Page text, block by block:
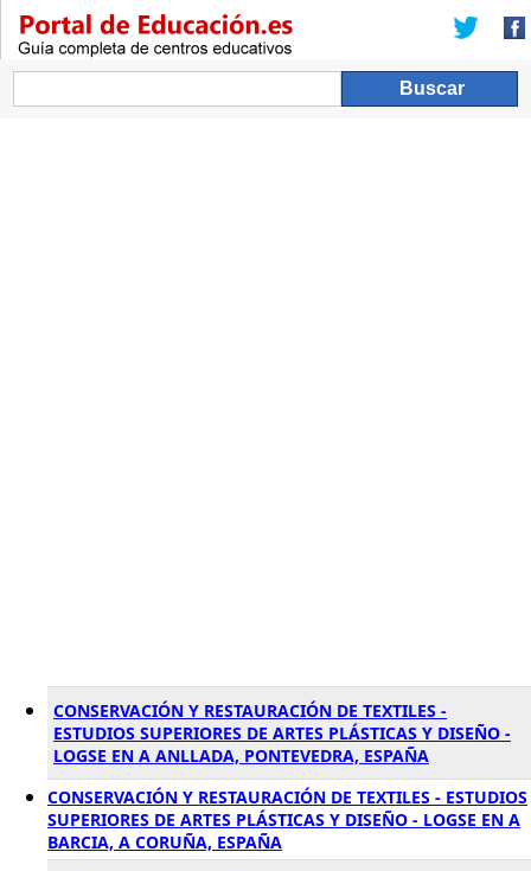
CONSERVACIÓN Y RESTAURACIÓN DE TEXTILES -
ESTUDIOS SUPERIORES DE ARTES PLÁSTICAS Y DISEÑO -
LOGSE EN A ANLLADA, PONTEVEDRA, ESPAÑA
CONSERVACIÓN Y RESTAURACIÓN DE TEXTILES - ESTUDIOS
SUPERIORES DE ARTES PLÁSTICAS Y DISEÑO - LOGSE EN A
BARCIA, A CORUÑA, ESPAÑA